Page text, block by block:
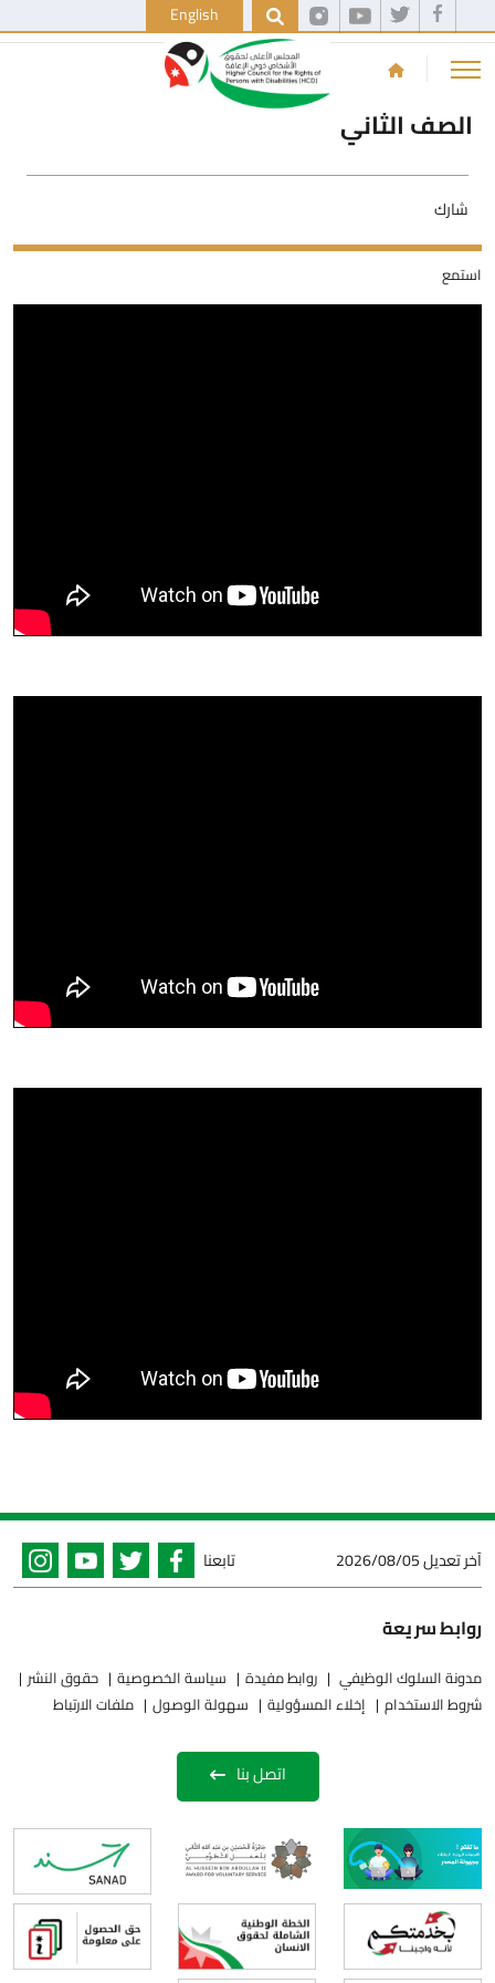
English
الصف الثاني
شارك
استمع
آخر تعديل2026/08/05 تابعنا
روابط سريعة
مدونة السلوك الوظيفي روابط مفيدة سياسة الخصوصية
حقوق النشر
شروط الاستخدام
إخلاء المسؤولية سهولة الوصول ملفات الارتباط
اتصل بنا